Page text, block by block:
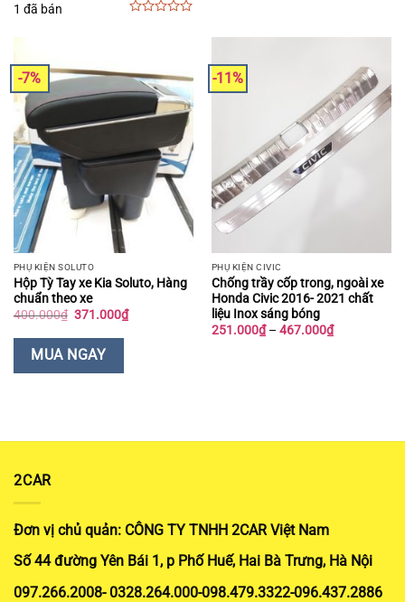
1 đã bán
-7%
PHỤ KIỆN SOLUTO
Hộp Tỳ Tay xe Kia Soluto, Hàng
chuẩn theo xe
400.000₫ Giá
là:
400.000₫.
371.000₫Giá
hiện
MUA NGAY
-11%
PHỤ KIỆN CIVIC
Chống trầy cốp trong, ngoài xe
Honda Civic 2016- 2021 chất
liệu Inox sáng bóng
251.000₫ – 467.000₫Khoảng
giá:
2CAR
Đơn vị chủ quản: CÔNG TY TNHH 2CAR Việt Nam
Số 44 đường Yên Bái 1, p Phố Huế, Hai Bà Trưng, Hà Nội
097.266.2008- 0328.264.000-098.479.3322-096.437.2886